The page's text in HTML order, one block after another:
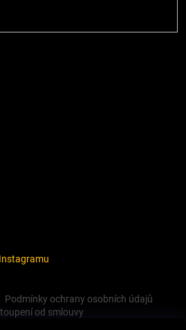
Podmínky ochrany osobních údajů
od smlouvy